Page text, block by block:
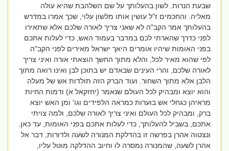
שבעת הנרות. לשון בהעלותך על שם השלהבת שהיא עולה
מאליה. והחכמים ז"ל עושין אותו מלשון עלוי, שכך אמרו במדרש
בהעלותך אמר הקב"ה לא שאני צריך לאורה שלכם אלא שתאירו
לפני כדרך שהארתי לכם במדבר בעמוד האש, כדי לעלות אתכם
בפני האומות שיהיו אומרים היאך ישראל מאירים לפני הקב"ה
לפי שהוא מאיר לכל, והלא מתוך החשך הוצאתי אורה ואיני צריך
לאורה שלכם, והרי העינים שבאדם יש בתוכן לבן ואינו רואה מתוך
הלבן אלא מתוך השחור. ועוד הברק הזה תולדות אש של מעלה
והוא יוצא ומבהיק לכל העולם שנאמר (יחזקאל א) ודמות החיות
מראיהן כגחלי אש בוערות כמראה הלפידים וגו' ומן האש יוצא
ברק, ומבהיק לכל העולם ואיני צריך לאורה שלכם, ולמה צויתי
אתכם, בשביל להעלותך, כדי לעלות אתכם בפני האומות, עד כאן.
ונצטוה אהרן בפרשה זו בהדלקת המנורה לשעה ולדורות, דבר אל
אהרן לשעה, שהמנורה נמסרה לו וחיוב ההדלקה מוטל עליו,